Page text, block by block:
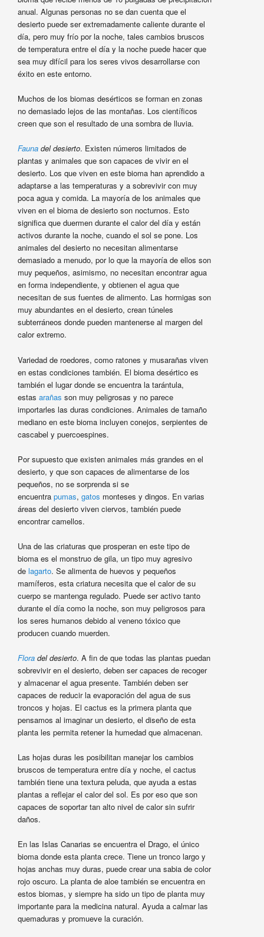
anual. Algunas personas no se dan cuenta que el
desierto puede ser extremadamente caliente durante el
día, pero muy frío por la noche, tales cambios bruscos
de temperatura entre el día y la noche puede hacer que
sea muy difícil para los seres vivos desarrollarse con
éxito en este entorno.
Muchos de los biomas desérticos se forman en zonas
no demasiado lejos de las montañas. Los científicos
creen que son el resultado de una sombra de lluvia.
Faunadel desierto. Existen números limitados de
plantas y animales que son capaces de vivir en el
desierto. Los que viven en este bioma han aprendido a
adaptarse a las temperaturas y a sobrevivir con muy
poca agua y comida. La mayoría de los animales que
viven en el bioma de desierto son nocturnos. Esto
significa que duermen durante el calor del día y están
activos durante la noche, cuando el sol se pone. Los
animales del desierto no necesitan alimentarse
demasiado a menudo, por lo que la mayoría de ellos son
muy pequeños, asimismo, no necesitan encontrar agua
en forma independiente, y obtienen el agua que
necesitan de sus fuentes de alimento. Las hormigas son
muy abundantes en el desierto, crean túneles
subterráneos donde pueden mantenerse al margen del
calor extremo.
Variedad de roedores, como ratones y musarañas viven
en estas condiciones también. El bioma desértico es
también el lugar donde se encuentra la tarántula,
estas arañas son muy peligrosas y no parece
importarles las duras condiciones. Animales de tamaño
mediano en este bioma incluyen conejos, serpientes de
cascabel y puercoespines.
Por supuesto que existen animales más grandes en el
desierto, y que son capaces de alimentarse de los
pequeños, no se sorprenda si se
encuentrapumas, gatos monteses y dingos. En varias
áreas del desierto viven ciervos, también puede
encontrar camellos.
Una de las criaturas que prosperan en este tipo de
bioma es el monstruo de gila, un tipo muy agresivo
de lagarto. Se alimenta de huevos y pequeños
mamíferos, esta criatura necesita que el calor de su
cuerpo se mantenga regulado. Puede ser activo tanto
durante el día como la noche, son muy peligrosos para
los seres humanos debido al veneno tóxico que
producen cuando muerden.
Floradel desierto. A fin de que todas las plantas puedan
sobrevivir en el desierto, deben ser capaces de recoger
y almacenar el agua presente. También deben ser
capaces de reducir la evaporación del agua de sus
troncos y hojas. El cactus es la primera planta que
pensamos al imaginar un desierto, el diseño de esta
planta les permita retener la humedad que almacenan.
Las hojas duras les posibilitan manejar los cambios
bruscos de temperatura entre día y noche, el cactus
también tiene una textura peluda, que ayuda a estas
plantas a reflejar el calor del sol. Es por eso que son
capaces de soportar tan alto nivel de calor sin sufrir
daños.
En las Islas Canarias se encuentra el Drago, el único
bioma donde esta planta crece. Tiene un tronco largo y
hojas anchas muy duras, puede crear una sabia de color
rojo oscuro. La planta de aloe también se encuentra en
estos biomas, y siempre ha sido un tipo de planta muy
importante para la medicina natural. Ayuda a calmar las
quemaduras y promueve la curación.